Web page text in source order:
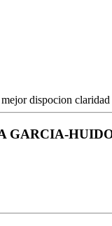
dispocion
GARCIA-